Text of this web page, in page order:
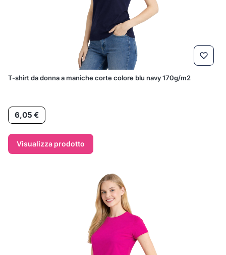
T-shirt da donna a maniche corte colore blu navy 170g/m2
Prezzo
6,05 €
Visualizza prodotto